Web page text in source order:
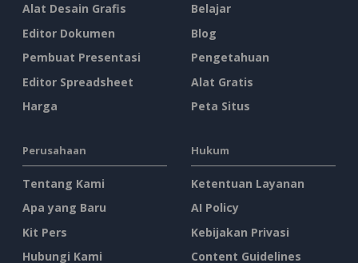
Alat Desain Grafis
Editor Dokumen
Pembuat Presentasi
Editor Spreadsheet
Harga
Belajar
Blog
Pengetahuan
Alat Gratis
Peta Situs
Perusahaan
Tentang Kami
Apa yang Baru
Kit Pers
Hubungi Kami
Hukum
Ketentuan Layanan
AI Policy
Kebijakan Privasi
Content Guidelines